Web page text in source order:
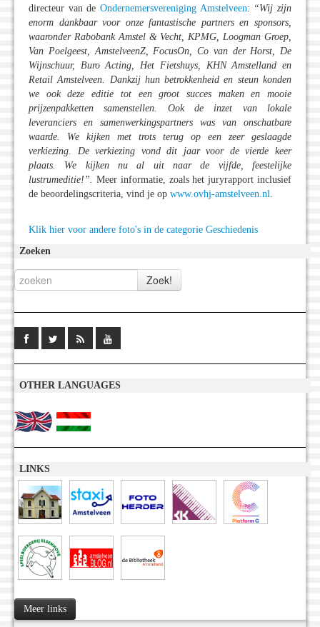
directeur van de Ondernemersvereniging Amstelveen: “Wij zijn
enorm dankbaar voor onze fantastische partners en sponsors,
waaronder Rabobank Amstel & Vecht, KPMG, Loogman Groep,
Van Poelgeest, AmstelveenZ, FocusOn, Co van der Horst, De
Wijnschuur, Buro Acting, Het Fietshuys, KHN Amstelland en
Retail Amstelveen. Dankzij hun betrokkenheid en steun konden
we ook deze editie tot een groot succes maken en mooie
prijzenpakketten samenstellen. Ook de inzet van lokale
leveranciers en samenwerkingspartners was van onschatbare
waarde. We kijken met trots terug op een zeer geslaagde
verkiezing. De verkiezing vond dit jaar voor de vierde keer
plaats. We kijken nu al uit naar de vijfde, feestelijke
lustrumeditie!”. Meer informatie, zoals het juryrapport inclusief
de beoordelingscriteria, vind je op www.ovhj-amstelveen.nl
Klik hier voor andere foto's in de categorie Geschiedenis
Zoeken
OTHER LANGUAGES
LINKS
Meer links